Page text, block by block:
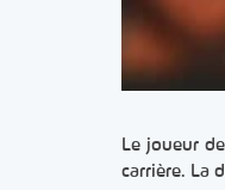
Le joueur
carrière. La